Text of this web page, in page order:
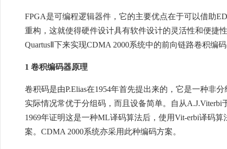
FPGA是可编程逻辑器件，它的主要优点在于可以借助
重构，这就使得硬件设计具有软件设计的灵活性和便捷
QuartusⅡ下来实现CDMA 2000系统中的前向链路卷积编
1 卷积编码器原理
卷积码是由P.Elias在1954年首先提出来的，它是一种非
实际情况常优于分组码，而且设备简单。自从A.J.Viterbi
1969年证明这是一种ML译码算法后，使用Vit-erbi译码
案。CDMA 2000系统亦采用此种编码方案。